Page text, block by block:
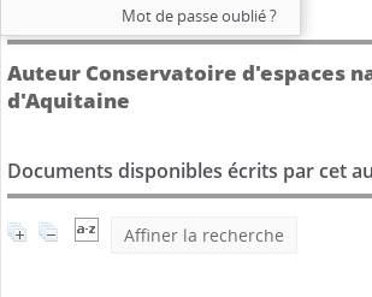
Détail de l'auteur
Auteur Conservatoire d'espaces
d'Aquitaine
Documents disponibles écrits par cet
Affiner la recherche
Mot de passe oublié ?